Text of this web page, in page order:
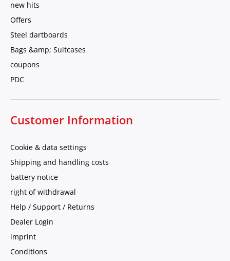
new hits
Offers
Steel dartboards
Bags &amp; Suitcases
coupons
PDC
Customer Information
Cookie & data settings
Shipping and handling costs
battery notice
right of withdrawal
Help / Support / Returns
Dealer Login
imprint
Conditions